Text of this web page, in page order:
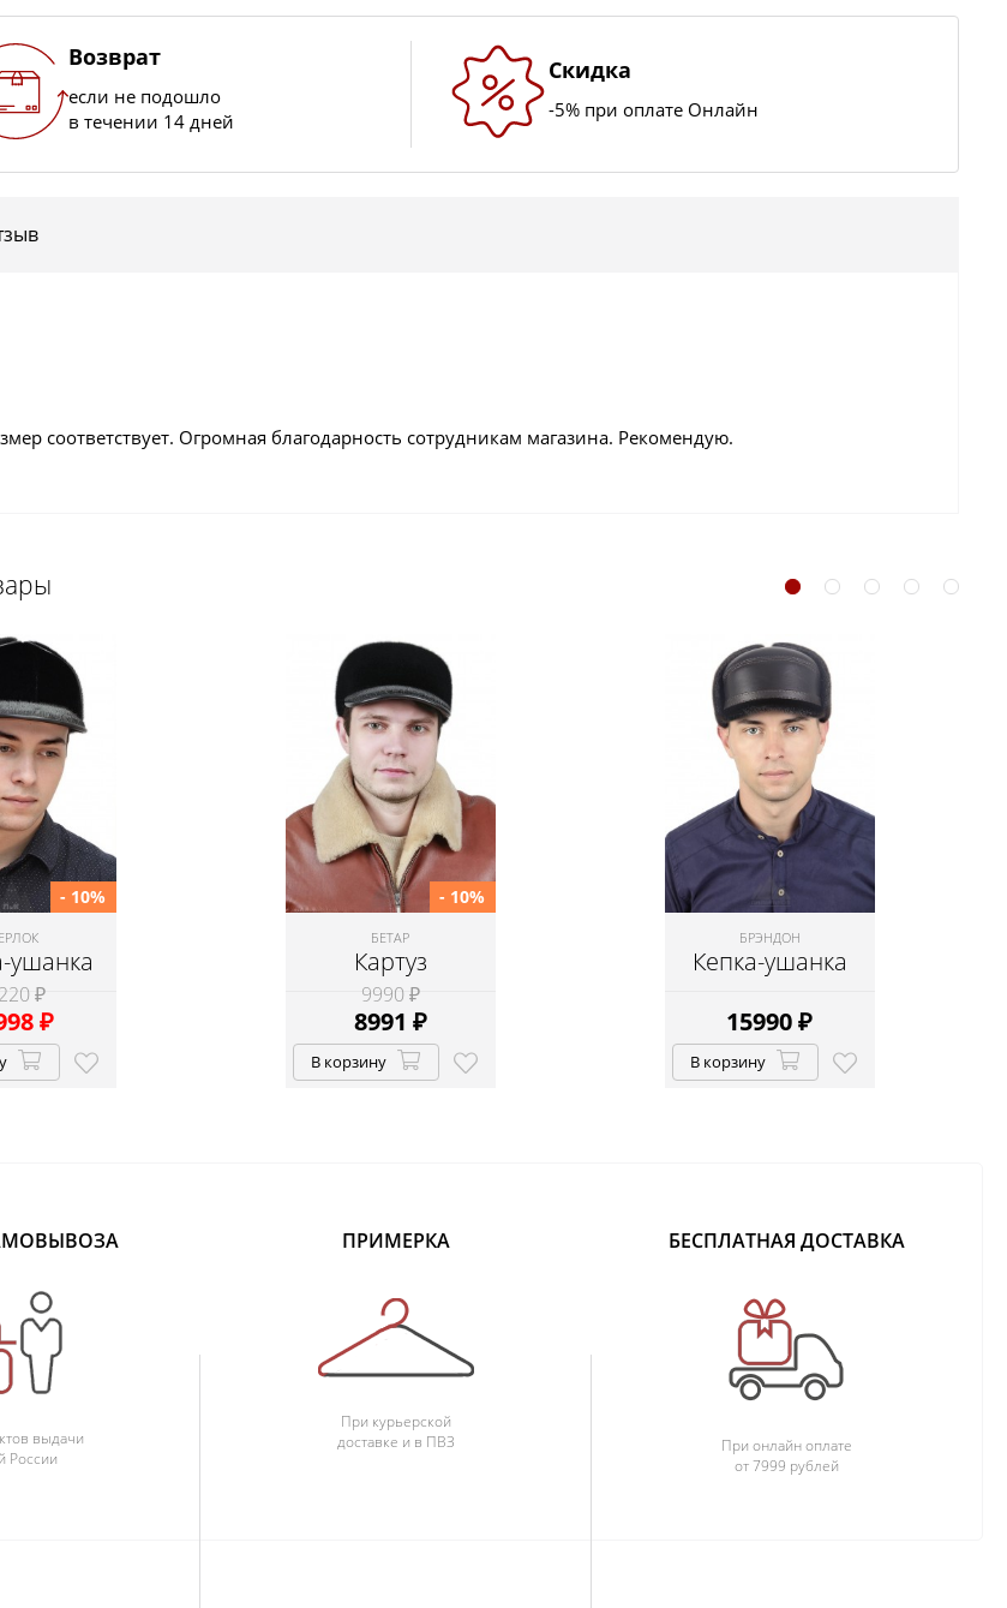
Возврат
если не подошло
в течении 14 дней
Скидка
-5% при оплате Онлайн
соответствует. Огромная благодарность сотрудникам магазина. Рекомендую.
ушанка
₽
₽
- 10%
БЕТАР
Картуз
9990 ₽
8991 ₽
- 10%
В корзину
БРЭНДОН
Кепка-ушанка
15990₽
В корзину
выдачи
России
ПРИМЕРКА
При курьерской
доставке и в ПВЗ
БЕСПЛАТНАЯ ДОСТАВКА
При онлайн оплате
от 7999 рублей